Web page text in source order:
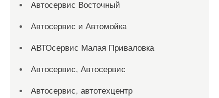
Автосервис Восточный
Автосервис и Автомойка
АВТОсервис Малая Приваловка
Автосервис, Автосервис
Автосервис, автотехцентр